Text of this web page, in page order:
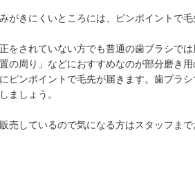
がきにくいところには、ピンポイントで
をされていない方でも普通の歯ブラシで
置の周り」などにおすすめなのが部分磨き
ピンポイントで毛先が届きます。歯ブラ
ましょう。
売しているので気になる方はスタッフま